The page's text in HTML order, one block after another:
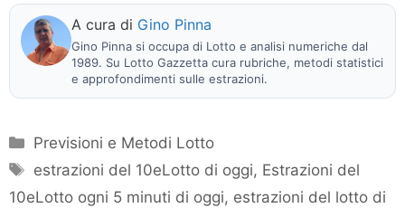
A cura di Gino Pinna
Gino Pinna si occupa di Lotto e analisi numeriche dal
1989. Su Lotto Gazzetta cura rubriche, metodi statistici
e approfondimenti sulle estrazioni.
Categorie
Previsioni e Metodi Lotto
Tag
estrazioni del 10eLotto di oggi, Estrazioni del
10eLotto ogni 5 minuti di oggi, estrazioni del lotto di